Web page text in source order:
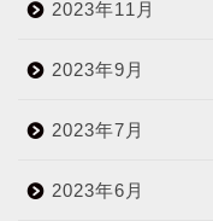
2023年11月
2023年9月
2023年7月
2023年6月